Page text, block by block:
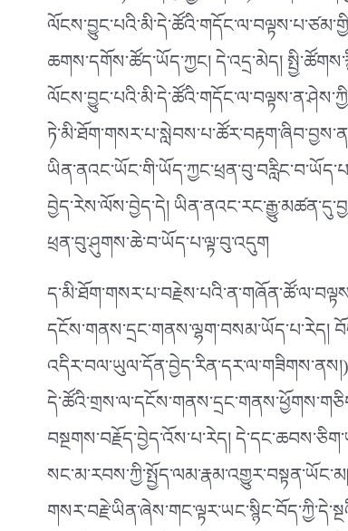
ཆགས་དགོས་ཚོད་ཡོད་ཀྱང། དེ་འདྲ་མེད།
བྱེད་རེས་ལོས་བྱེད་དེ།
ཕྲན་བུ་ཤུགས་ཆེ་བ་ཡོད་པ་ལྟ་བུ་འདུག
དངོས་གནས་དྲང་གནས་ལྷག་བསམ་ཡོད་པ་རེད།
བསྔགས་བརྗོད་བྱེད་འོས་པ་རེད།